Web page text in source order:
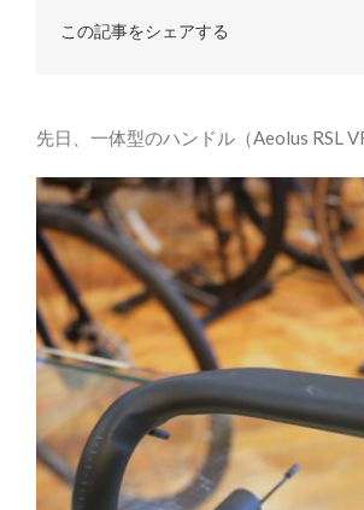
この記事をシェアする
先日、一体型のハンドル（Aeolus RSL